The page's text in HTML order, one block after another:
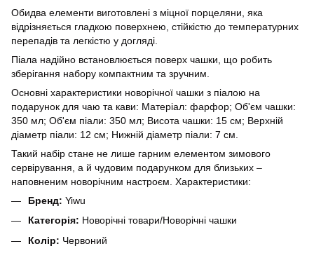
Обидва елементи виготовлені з міцної порцеляни, яка
відрізняється гладкою поверхнею, стійкістю до температурних
перепадів та легкістю у догляді.
Піала надійно встановлюється поверх чашки, що робить
зберігання набору компактним та зручним.
Основні характеристики новорічної чашки з піалою на
подарунок для чаю та кави: Матеріал: фарфор; Об'єм чашки:
350 мл; Об'єм піали: 350 мл; Висота чашки: 15 см; Верхній
діаметр піали: 12 см; Нижній діаметр піали: 7 см.
Такий набір стане не лише гарним елементом зимового
сервірування, а й чудовим подарунком для близьких –
наповненим новорічним настроєм. Характеристики:
Бренд: Yiwu
Категорія: Новорічні товари/Новорічні чашки
Колір: Червоний